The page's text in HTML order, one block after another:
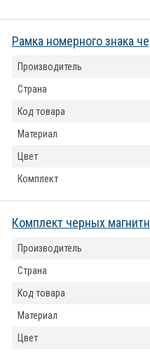
Рамка номерного знака
Производитель
Страна
Код товара
Материал
Цвет
Комплект
Комплект черных
Производитель
Страна
Код товара
Материал
Цвет